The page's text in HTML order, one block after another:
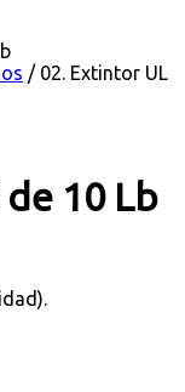
/ 02. Extintor UL
10 Lb